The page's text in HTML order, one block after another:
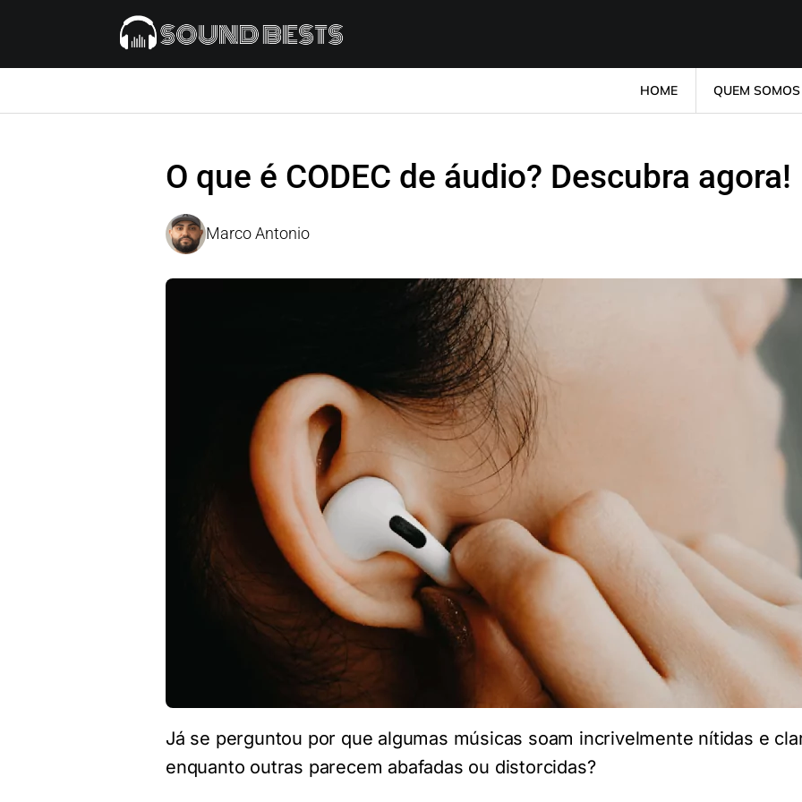
HOME QUEM SOMOS
O que é CODEC de áudio? Descubra agora!
Marco Antonio
Já se perguntou por que algumas músicas soam incrivelmente nítidas e
enquanto outras parecem abafadas ou distorcidas?